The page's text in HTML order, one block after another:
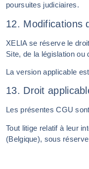
poursuites judiciaires.
12. Modifications
XELIA se réserve le
Site, de la législation ou
La version applicable
13. Droit
Les présentes CGU
Tout litige relatif à leur
(Belgique), sous